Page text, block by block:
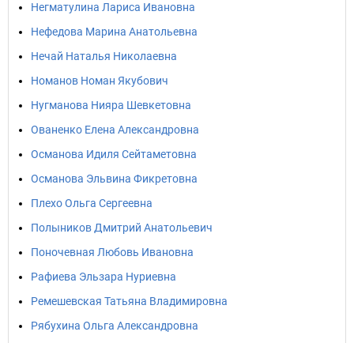
Негматулина Лариса Ивановна
Нефедова Марина Анатольевна
Нечай Наталья Николаевна
Номанов Номан Якубович
Нугманова Нияра Шевкетовна
Ованенко Елена Александровна
Османова Идиля Сейтаметовна
Османова Эльвина Фикретовна
Плехо Ольга Сергеевна
Полыников Дмитрий Анатольевич
Поночевная Любовь Ивановна
Рафиева Эльзара Нуриевна
Ремешевская Татьяна Владимировна
Рябухина Ольга Александровна